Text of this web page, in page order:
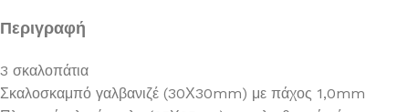
Περιγραφή
3 σκαλοπάτια
Σκαλοσκαμπό γαλβανιζέ (30Χ30mm) με πάχος 1,0mm